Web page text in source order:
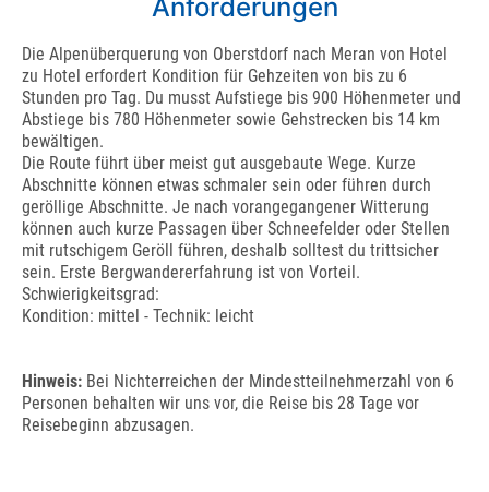
Anforderungen
Die Alpenüberquerung von Oberstdorf nach Meran von Hotel
zu Hotel erfordert Kondition für Gehzeiten von bis zu 6
Stunden pro Tag. Du musst Aufstiege bis 900 Höhenmeter und
Abstiege bis 780 Höhenmeter sowie Gehstrecken bis 14 km
bewältigen.
Die Route führt über meist gut ausgebaute Wege. Kurze
Abschnitte können etwas schmaler sein oder führen durch
geröllige Abschnitte. Je nach vorangegangener Witterung
können auch kurze Passagen über Schneefelder oder Stellen
mit rutschigem Geröll führen, deshalb solltest du trittsicher
sein. Erste Bergwandererfahrung ist von Vorteil.
Schwierigkeitsgrad:
Kondition: mittel - Technik: leicht
Hinweis: Bei Nichterreichen der Mindestteilnehmerzahl von 6
Personen behalten wir uns vor, die Reise bis 28 Tage vor
Reisebeginn abzusagen.